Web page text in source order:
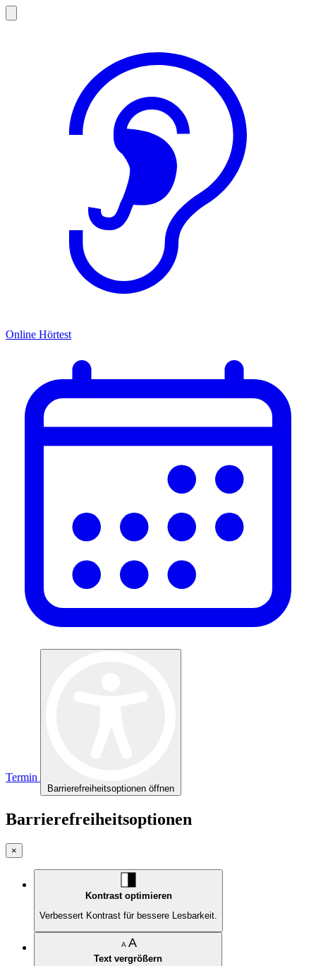
Online Hörtest
Termin
Barrierefreiheitsoptionen öffnen
Barrierefreiheitsoptionen
×
Kontrast optimieren
Verbessert Kontrast für bessere Lesbarkeit.
A A
Text vergrößern